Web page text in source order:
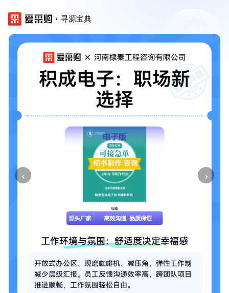
寻源宝典
‹ ›